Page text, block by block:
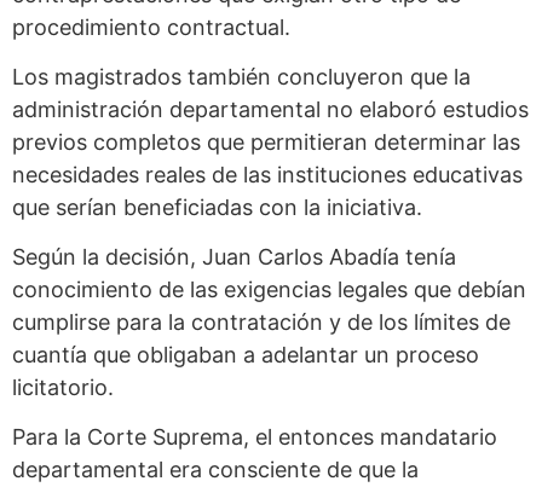
procedimiento contractual.
Los magistrados también concluyeron que la
administración departamental no elaboró estudios
previos completos que permitieran determinar las
necesidades reales de las instituciones educativas
que serían beneficiadas con la iniciativa.
Según la decisión, Juan Carlos Abadía tenía
conocimiento de las exigencias legales que debían
cumplirse para la contratación y de los límites de
cuantía que obligaban a adelantar un proceso
licitatorio.
Para la Corte Suprema, el entonces mandatario
departamental era consciente de que la